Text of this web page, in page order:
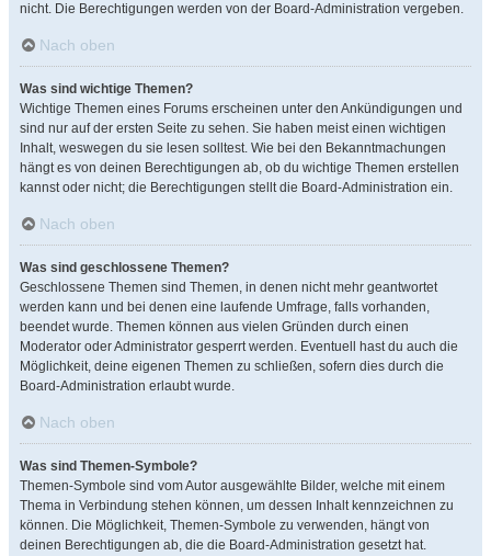
nicht. Die Berechtigungen werden von der Board-Administration vergeben.
Nach oben
Was sind wichtige Themen?
Wichtige Themen eines Forums erscheinen unter den Ankündigungen und
sind nur auf der ersten Seite zu sehen. Sie haben meist einen wichtigen
Inhalt, weswegen du sie lesen solltest. Wie bei den Bekanntmachungen
hängt es von deinen Berechtigungen ab, ob du wichtige Themen erstellen
kannst oder nicht; die Berechtigungen stellt die Board-Administration ein.
Nach oben
Was sind geschlossene Themen?
Geschlossene Themen sind Themen, in denen nicht mehr geantwortet
werden kann und bei denen eine laufende Umfrage, falls vorhanden,
beendet wurde. Themen können aus vielen Gründen durch einen
Moderator oder Administrator gesperrt werden. Eventuell hast du auch die
Möglichkeit, deine eigenen Themen zu schließen, sofern dies durch die
Board-Administration erlaubt wurde.
Nach oben
Was sind Themen-Symbole?
Themen-Symbole sind vom Autor ausgewählte Bilder, welche mit einem
Thema in Verbindung stehen können, um dessen Inhalt kennzeichnen zu
können. Die Möglichkeit, Themen-Symbole zu verwenden, hängt von
deinen Berechtigungen ab, die die Board-Administration gesetzt hat.